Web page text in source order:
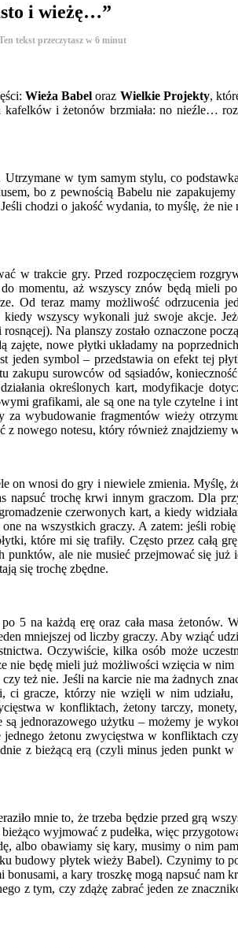
i wieżę…”
tekst przeczytasz w 6 minut
Wieża Babel oraz Wielkie Projekty,
i żetonów brzmiała: no nieźle…
w tym samym stylu, co
bo z pewnością Babelu nie
chodzi o jakość wydania, to myślę, że
w trakcie gry. Przed rozpoczęciem
aż wszyscy znów będą mieli
Od teraz mamy możliwość odrzucenia
wszyscy wykonali już swoje akcje.
Na planszy zostało oznaczone
nowe płytki układamy na
symbol – przedstawia on efekt tej
surowców od sąsiadów,
określonych kart, modyfikacje
grafikami, ale są one na tyle czytelne i
wybudowanie fragmentów wieży
nowego notesu, który również znajdziemy
wnosi do gry i niewiele zmienia. Myślę,
trochę krwi innym graczom. Dla
czerwonych kart, a kiedy
na wszystkich graczy. A zatem: jeśli
które mi się trafiły. Często przez całą
ale nie musieć przejmować się
się trochę zbędne.
5 na każdą erę oraz cała masa
mniejszej od liczby graczy. Aby wziąć
Oczywiście, kilka osób może
będę mieli już możliwości wzięcia w
też nie. Jeśli na karcie nie ma żadnych
gracze, którzy nie wzięli w nim
w konfliktach, żetony tarczy,
jednorazowego użytku – możemy je
żetonu zwycięstwa w konfliktach
z bieżącą erą (czyli minus jeden punkt
mnie to, że trzeba będzie przed grą
wyjmować z pudełka, więc
albo obawiamy się kary, musimy o nim
budowy płytek wieży Babel). Czynimy
a kary troszkę mogą napsuć nam
z tym, czy zdążę zabrać jeden ze